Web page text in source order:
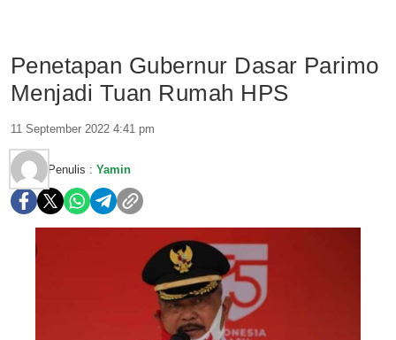
Penetapan Gubernur Dasar Parimo
Menjadi Tuan Rumah HPS
11 September 2022 4:41 pm
Penulis : Yamin